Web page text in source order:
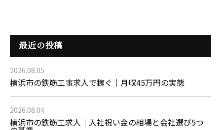
最近の投稿
2026.08.05
横浜市の鉄筋工事求人で稼ぐ｜月収45万円の実態
2026.08.04
横浜市の鉄筋工求人｜入社祝い金の相場と会社選び5つ